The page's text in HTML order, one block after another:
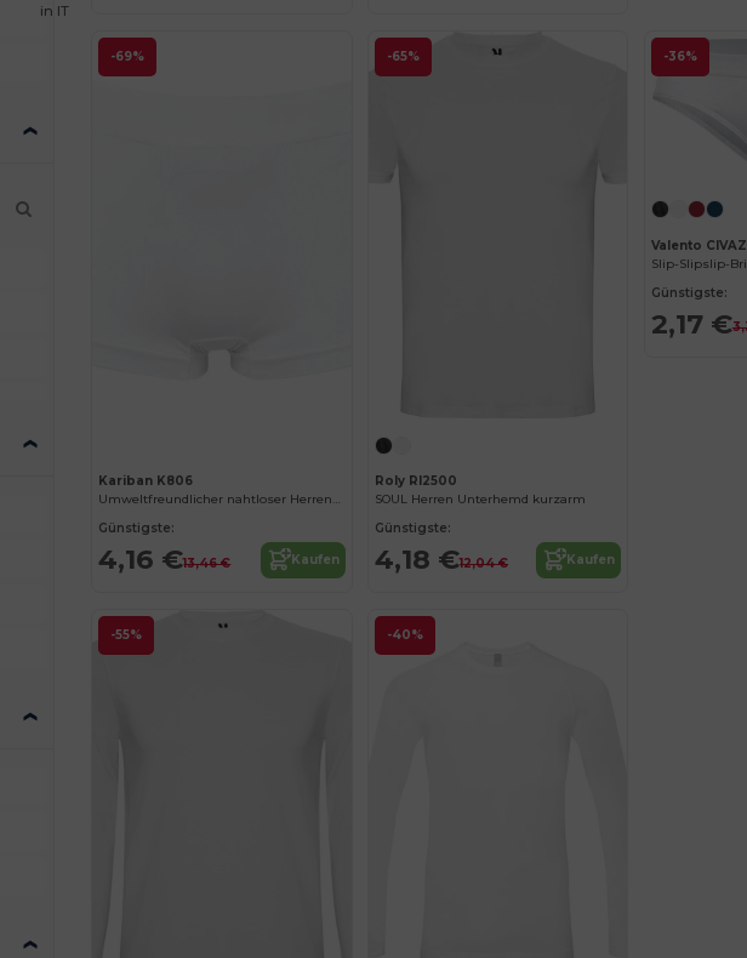
-69%
in IT
Kariban K806
Umweltfreundlicher nahtloser Herren-Boxer
Günstigste:
4,16 €13,46 € Kaufen
-65%
Roly RI2500
SOUL Herren Unterhemd kurzarm
Günstigste:
4,18 €12,04 € Kaufen
-36%
Valento
Slip-Slipslip-
Günstigste:
2,17 €
-55% -40%